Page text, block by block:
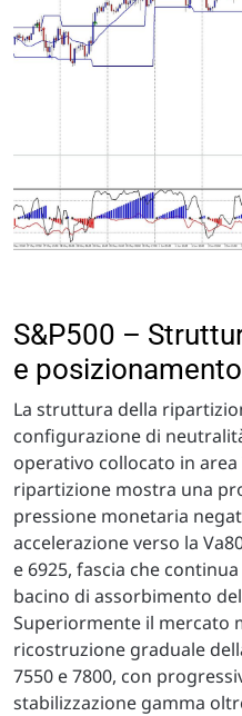
S&P500 –
e
La struttura della
configurazione di
operativo collocato in area
ripartizione mostra una
pressione monetaria
accelerazione verso la
e 6925, fascia che
bacino di assorbimento
Superiormente il mercato
ricostruzione graduale
7550 e 7800, con
stabilizzazione gamma